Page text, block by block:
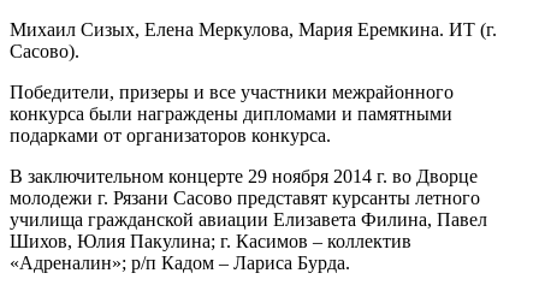
Михаил Сизых, Елена Меркулова, Мария Еремкина. ИТ (г.
Сасово).
Победители, призеры и все участники межрайонного
конкурса были награждены дипломами и памятными
подарками от организаторов конкурса.
В заключительном концерте 29 ноября 2014 г. во Дворце
молодежи г. Рязани Сасово представят курсанты летного
училища гражданской авиации Елизавета Филина, Павел
Шихов, Юлия Пакулина; г. Касимов – коллектив
«Адреналин»; р/п Кадом – Лариса Бурда.